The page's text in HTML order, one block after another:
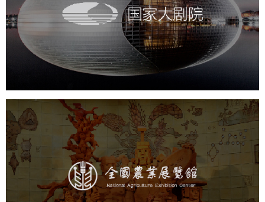
文化艺术 剧院 智慧展馆 展馆网站建设
农业展览馆
文化艺术 展馆网站建设
博物馆展厅设计